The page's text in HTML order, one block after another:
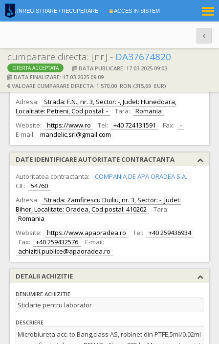
INREGISTRARE / RECUPERARE ACCES IN SISTEM
cumparare directa: [nr] - DA37674820
OFERTA ACCEPTATA
DATA PUBLICARE: 17.03.2025 09:03
DATA FINALIZARE: 17.03.2025 09:09
VALOARE CUMPARARE DIRECTA: 1.570,00 RON (315,69 EUR)
DATE IDENTIFICARE OFERTANT
Ofertant: MANDELIC S.R.L. - CIF: 48425189
Adresa:
Strada: F.N., nr. 3, Sector: -, Judet: Hunedoara,
Localitate: Petreni, Cod postal: -
Tara:
Romania
Website:
https://www.ro Tel: +40 724131591 Fax:
-
E-mail:
mandelic.srl@gmail.com
DATE IDENTIFICARE AUTORITATE CONTRACTANTA
Autoritatea contractanta:
COMPANIA DE APA ORADEA S.A.
CIF:
54760
Adresa:
Strada: Zamfirescu Duiliu, nr. 3, Sector: -, Judet:
Bihor, Localitate: Oradea, Cod postal: 410202
Tara:
Romania
Website:
https://www.apaoradea.ro Tel:
+40 259436934
Fax:
+40 259432576
E-mail:
achizitii.publice@apaoradea.ro
DETALII ACHIZITIE
DENUMIRE ACHIZITIE
Sticlarie pentru laborator
DESCRIERE
Microbiureta acc. to Bang,class AS, robinet din PTFE,5ml/0.02ml